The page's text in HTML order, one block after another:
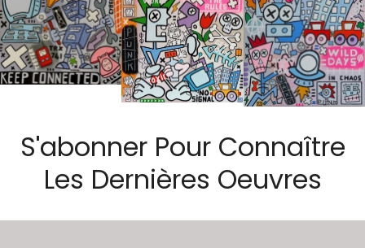
S'abonner Pour Connaître
Les Dernières Oeuvres